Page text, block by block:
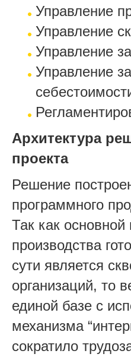
Управление
Управление
Управление
Управление
Архитектура
проекта
Решение
программного
Так как основной
производства
сути является
организаций, то
единой базе с
механизма
сократило